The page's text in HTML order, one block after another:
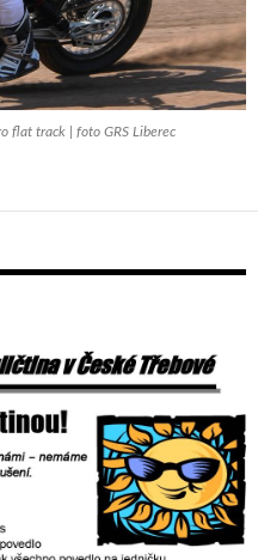
flat track | foto GRS Liberec